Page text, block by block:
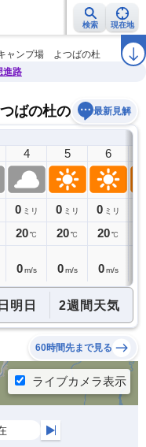
検索 現在地
報・注意報 2週間天気 ラ
ャンプ場 よつばの杜
進路
ばの杜の天気予報
最新見解
4
0 ミリ
20℃
0 m/s
5
0 ミリ
20℃
0 m/s
6
0 ミリ
20℃
0 m/s
明日 2週間天気
60時間先まで見る